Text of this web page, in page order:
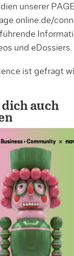
unserer
online.de/
und eDossiers.
ist gefragt
auch